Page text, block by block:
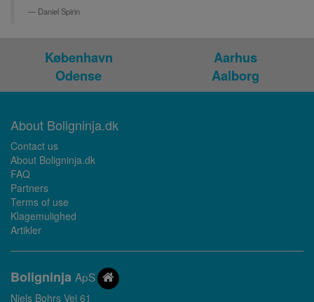
Daniel Spirin
København
Aarhus
Odense
Aalborg
About Boligninja.dk
Contact us
About Boligninja.dk
FAQ
Partners
Terms of use
Klagemulighed
Artikler
Boligninja ApS
Niels Bohrs Vej 61